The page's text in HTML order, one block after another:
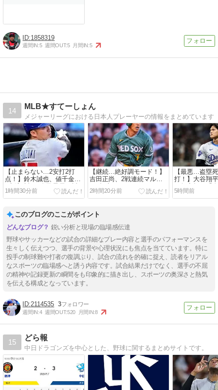
1858319
週間IN:5 週間OUT:5 月間IN:5
14
MLB★すてーしょん
メジャーリーグにおける日本人プレーヤーの情報をまとめています
【止まらない…2安打2打
点！】鈴木誠也、値千金の
2点適時打で自己最長25試
合連続出塁更新…カブスは
1時間30分前
【継続…絶好調モード！】
吉田正尚、2戦連続マルチ
＆2打点…レッドソックス
破竹の9連勝に貢献！
2時間20分前
【最悪…盗塁
打！】大谷翔
り無安打…「
塁併殺」が響
5時間前
このブログのここがポイント
鋭い分析と現場の臨場感伝達
野球やサッカーなどの試合の詳細なプレー内容と選手のパフォーマンスを
生々しく伝えつつ、選手の背景や心理状況にも焦点を当てています。特に
投手の制球難や打者の復調ぶり、試合の流れを的確に捉え、読者をリアル
なスポーツの臨場感へと誘う内容です。試合結果だけでなく、選手の不屈
の精神や記録更新の瞬間をも印象的に描き出し、スポーツの奥深さと熱気
を伝える構成となっています。
2114535 3
週間IN:4 週間OUT:520 月間IN:8
15
どら報
中日ドラゴンズを中心とした、野球に関するまとめサイトです。